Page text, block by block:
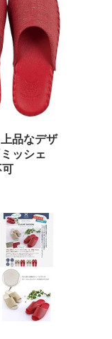
品なデザ
ッシェ
可